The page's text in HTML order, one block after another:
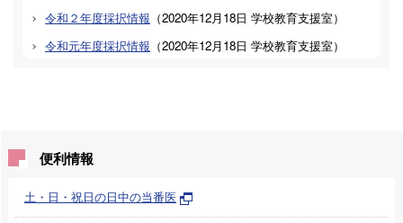
令和２年度採択情報 （2020年12月18日 学校教育支援室）
令和元年度採択情報 （2020年12月18日 学校教育支援室）
便利情報
土・日・祝日の日中の当番医